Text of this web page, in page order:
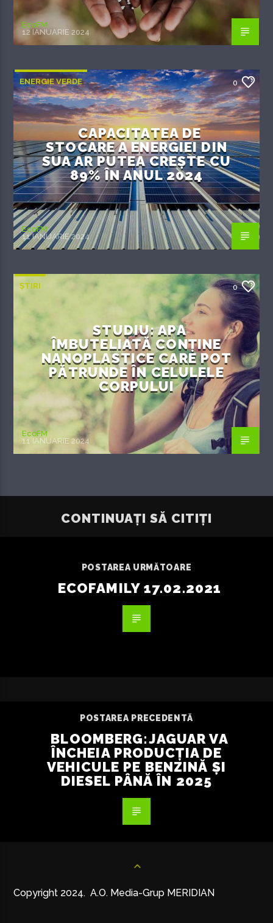
EcoFM
12 IANUARIE 2024
ENERGIE VERDE 0
CAPACITATEA DE
STOCARE A ENERGIEI DIN
SUA AR PUTEA CREȘTE CU
89% ÎN ANUL 2024
EcoFM
11 IANUARIE 2024
ȘTIRI 0
STUDIU: APA
ÎMBUTELIATĂ CONȚINE
NANOPLASTICE CARE POT
PĂTRUNDE ÎN CELULELE
CORPULUI
EcoFM
11 IANUARIE 2024
CONTINUAȚI SĂ CITIȚI
POSTAREA URMĂTOARE
ECOFAMILY 17.02.2021
POSTAREA PRECEDENTĂ
BLOOMBERG:JAGUAR VA
ÎNCHEIA PRODUCȚIA DE
VEHICULE PE BENZINĂ ȘI
DIESEL PÂNĂ ÎN 2025
Copyright 2024. A.O. Media-Grup MERIDIAN